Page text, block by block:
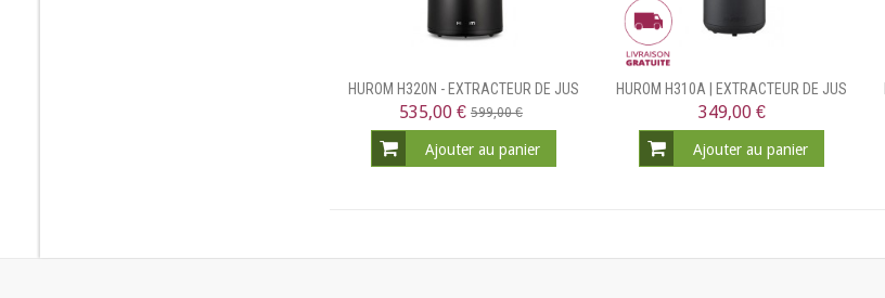
HUROM H320N - EXTRACTEUR DE JUS
VERTICAL
535,00 € 599,00 €
Ajouter au panier
HUROM H310A | EXTRACTEUR DE JUS
349,00 €
Ajouter au panier